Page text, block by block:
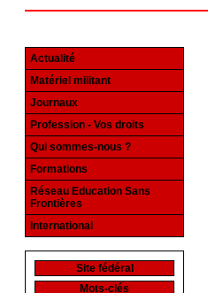
Actualité
Matériel militant
Journaux
Profession - Vos droits
Qui sommes-nous ?
Formations
Réseau Education Sans
Frontières
International
Site fédéral
Mots-clés